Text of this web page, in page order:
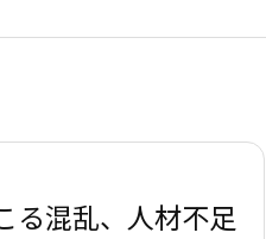

次へ
検索
る混乱、人材不足